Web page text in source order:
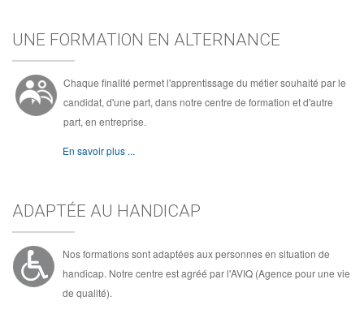
UNE FORMATION EN ALTERNANCE
Chaque finalité permet l'apprentissage du métier souhaité par le
candidat, d'une part, dans notre centre de formation et d'autre
part, en entreprise.
En savoir plus ...
ADAPTÉE AU HANDICAP
Nos formations sont adaptées aux personnes en situation de
handicap. Notre centre est agréé par l'AVIQ (Agence pour une vie
de qualité).